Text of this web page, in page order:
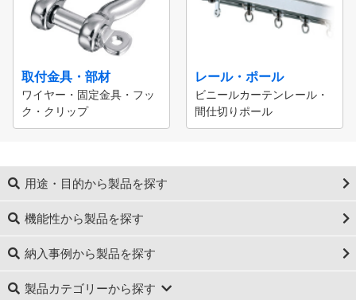
取付金具・部材
ワイヤー・固定金具・フッ
ク・クリップ
レール・ポール
ビニールカーテンレール・
間仕切りポール
用途・目的から製品を探す
機能性から製品を探す
納入事例から製品を探す
製品カテゴリーから探す